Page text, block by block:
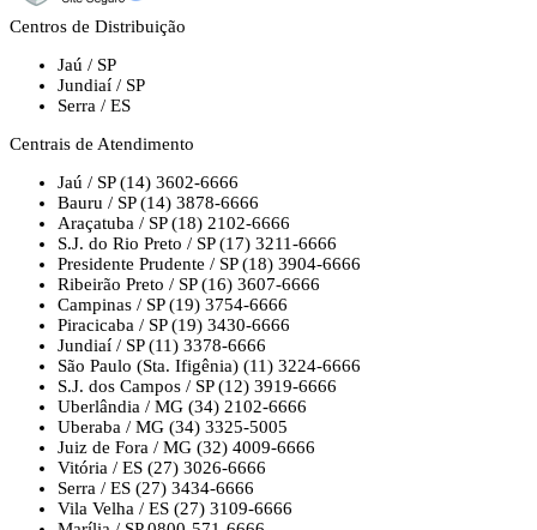
Centros de Distribuição
Jaú / SP
Jundiaí / SP
Serra / ES
Centrais de Atendimento
Jaú / SP (14) 3602-6666
Bauru / SP (14) 3878-6666
Araçatuba / SP (18) 2102-6666
S.J. do Rio Preto / SP (17) 3211-6666
Presidente Prudente / SP (18) 3904-6666
Ribeirão Preto / SP (16) 3607-6666
Campinas / SP (19) 3754-6666
Piracicaba / SP (19) 3430-6666
Jundiaí / SP (11) 3378-6666
São Paulo (Sta. Ifigênia) (11) 3224-6666
S.J. dos Campos / SP (12) 3919-6666
Uberlândia / MG (34) 2102-6666
Uberaba / MG (34) 3325-5005
Juiz de Fora / MG (32) 4009-6666
Vitória / ES (27) 3026-6666
Serra / ES (27) 3434-6666
Vila Velha / ES (27) 3109-6666